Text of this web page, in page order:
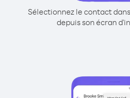
Sélectionnez le contact
depuis son écran